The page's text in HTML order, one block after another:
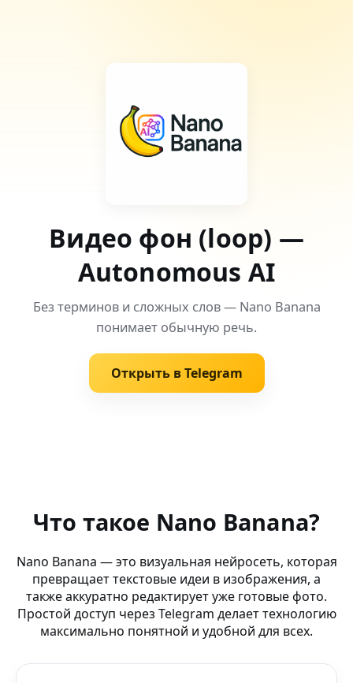
Видео фон (loop) —
Autonomous AI
Без терминов и сложных слов — Nano Banana
понимает обычную речь.
Открыть в Telegram
AI Pixar арт (любая ориентация) — генерация
AI контент-идеи (асинхронная работа) — AI-хаб для
AI Anime Инструменты — Training AI — AI-хаб для
AI hi-tech (мультиязычный) — AI-редактор
Что такое Nano Banana?
Nano Banana — это визуальная нейросеть, которая
превращает текстовые идеи в изображения, а
также аккуратно редактирует уже готовые фото.
Простой доступ через Telegram делает технологию
максимально понятной и удобной для всех.